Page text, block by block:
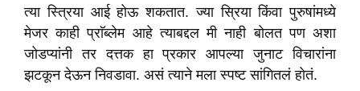
त्या स्त्रिया आई होऊ शकतात. ज्या स्रिया किंवा पुरुषांमध्ये
मेजर काही प्राॅब्लेम आहे त्याबद्दल मी नाही बोलत पण अशा
जोडप्यांनी तर दत्तक हा प्रकार आपल्या जुनाट विचारांना
झटकून देऊन निवडावा. असं त्याने मला स्पष्ट सांगितलं होतं.